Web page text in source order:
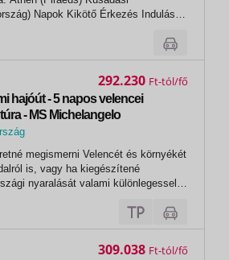
Érkezés Indulás
Agios Nikolas 08:00 20:00 5.nap...
hajóút - 5 napos velencei
- MS Michelangelo
megismerni Velencét és környékét
is, vagy ha kiegészítené
nyaralását valami különlegessel,
a lagúnák városát, fedezze fel Muráno
szigeteit, tegyen látogatást
292.230 Ft
309.038 Ft